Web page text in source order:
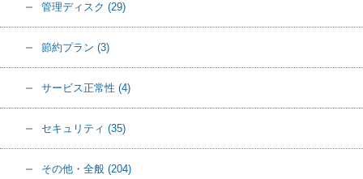
管理ディスク (29)
節約プラン (3)
サービス正常性 (4)
セキュリティ (35)
その他・全般 (204)